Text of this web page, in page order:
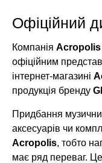
Офіційний
Компанія Acropolis
офіційним
інтернет-магазині
продукція бренду
Придбання
аксесуарів чи
Acropolis, тобто
має ряд переваг.